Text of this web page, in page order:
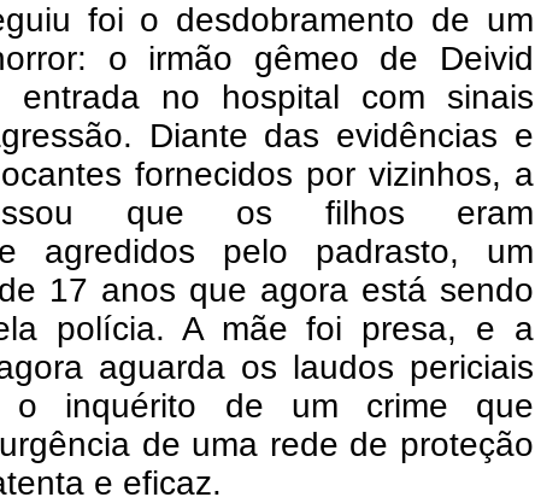
foi o desdobramento de um
o irmão gêmeo de Deivid
entrada no hospital com sinais
Diante das evidências e
fornecidos por vizinhos, a
que os filhos eram
agredidos pelo padrasto, um
17 anos que agora está sendo
polícia. A mãe foi presa, e a
aguarda os laudos periciais
o inquérito de um crime que
de uma rede de proteção
e eficaz.